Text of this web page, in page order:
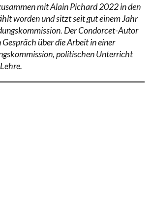
mit Alain Pichard 2022 in den
worden und sitzt seit gut einem Jahr
Der Condorcet-Autor
über die Arbeit in einer
politischen Unterricht